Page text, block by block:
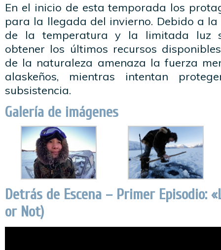
En el inicio de esta temporada los
para la llegada del invierno. Debido a
de la temperatura y la limitada luz
obtener los últimos recursos
de la naturaleza amenaza la fuerza
alaskeños, mientras intentan
subsistencia.
Galería de imágenes
Detrás de Escena – Primer Episodio:
or Not)